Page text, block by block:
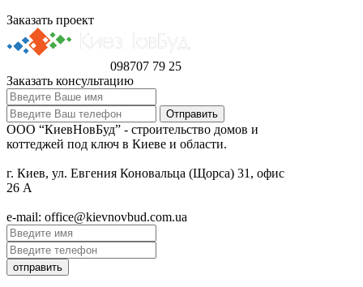
Заказать проект
098707 79 25
Заказать консультацию
ООО “КиевНовБуд” - строительство домов и
коттеджей под ключ в Киеве и области.
г. Киев, ул. Евгения Коновальца (Щорса) 31, офис
26 А
e-mail: office@kievnovbud.com.ua